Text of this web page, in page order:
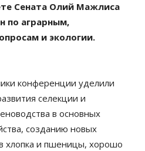
Сената Олий Мажлиса
по аграрным,
и экологии.
конференции уделили
селекции и
в основных
созданию новых
хлопка и пшеницы, хорошо